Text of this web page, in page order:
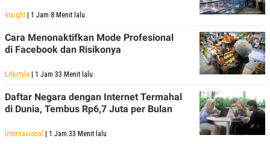
Insight | 1 Jam 8 Menit lalu
Cara Menonaktifkan Mode Profesional
di Facebook dan Risikonya
Lifestyle | 1 Jam 33 Menit lalu
Daftar Negara dengan Internet Termahal
di Dunia, Tembus Rp6,7 Juta per Bulan
Internasional | 1 Jam 33 Menit lalu